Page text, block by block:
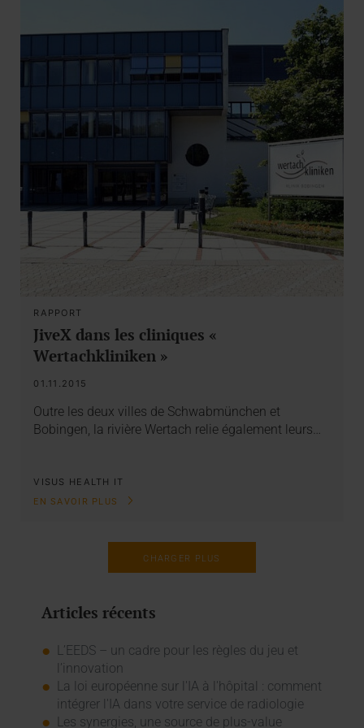
RAPPORT
JiveX dans les cliniques «
Wertachkliniken »
01.11.2015
Outre les deux villes de Schwabmünchen et
Bobingen, la rivière Wertach relie également leurs…
VISUS HEALTH IT
EN SAVOIR PLUS
CHARGER PLUS
Articles récents
L’EEDS – un cadre pour les règles du jeu et
l’innovation
La loi européenne sur l'IA à l'hôpital : comment
intégrer l'IA dans votre service de radiologie
Les synergies, une source de plus-value